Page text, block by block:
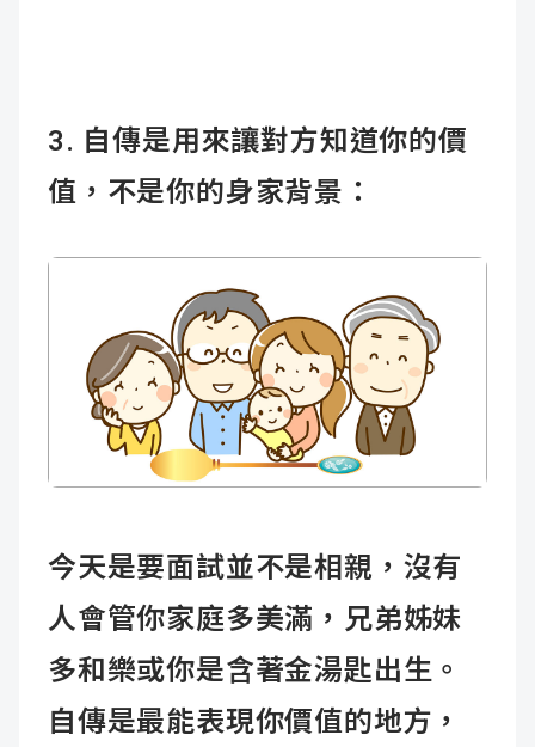
3. 自傳是用來讓對方知道你的價
值，不是你的身家背景：
今天是要面試並不是相親，沒有
人會管你家庭多美滿，兄弟姊妹
多和樂或你是含著金湯匙出生。
自傳是最能表現你價值的地方，